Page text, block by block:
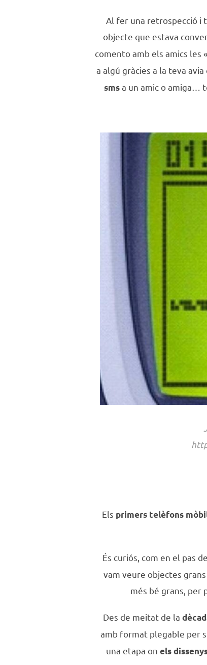
Al fer una retrospecció i
objecte que estava
comento amb els amics les
a algú gràcies a la teva
smsa un amic o amiga…
Els primers telèfons
És curiós, com en el pas
vam veure objectes
més bé grans, per
Des de meitat de la
amb format plegable per
una etapa on els